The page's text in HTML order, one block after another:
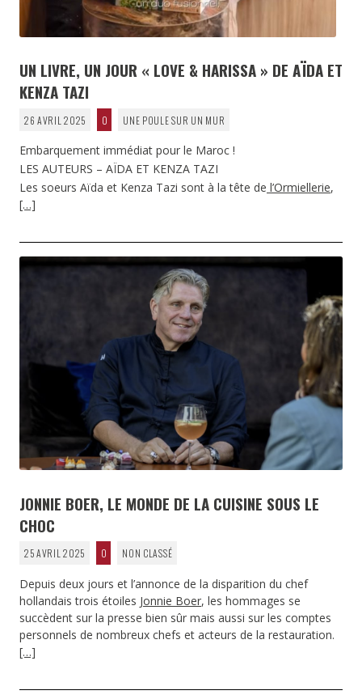
UN LIVRE, UN JOUR « LOVE & HARISSA » DE AÏDA ET
KENZA TAZI
26 AVRIL 2025 0 UNE POULE SUR UN MUR
Embarquement immédiat pour le Maroc !
LES AUTEURS – AÏDA ET KENZA TAZI
Les soeurs Aïda et Kenza Tazi sont à la tête de l’Ormiellerie,
[…]
JONNIE BOER, LE MONDE DE LA CUISINE SOUS LE
CHOC
25 AVRIL 2025 0 NON CLASSÉ
Depuis deux jours et l’annonce de la disparition du chef
hollandais trois étoiles Jonnie Boer, les hommages se
succèdent sur la presse bien sûr mais aussi sur les comptes
personnels de nombreux chefs et acteurs de la restauration.
[…]